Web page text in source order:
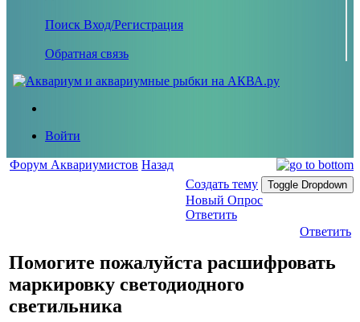
Поиск Вход/Регистрация
Обратная связь
Войти
Форум Аквариумистов Назад
Создать тему
Toggle Dropdown
Новый Опрос
Ответить
Ответить
Помогите пожалуйста расшифровать
маркировку светодиодного
светильника